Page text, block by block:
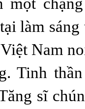
làm
Nam
Tinh
sĩ